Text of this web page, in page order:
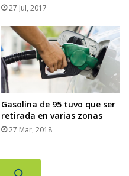
27 Jul, 2017
Gasolina de 95 tuvo que ser
retirada en varias zonas
27 Mar, 2018